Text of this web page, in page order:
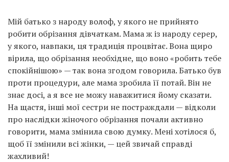
Мій батько з народу волоф, у якого не прийнято
робити обрізання дівчаткам. Мама ж із народу серер,
у якого, навпаки, ця традиція процвітає. Вона щиро
вірила, що обрізання необхідне, що воно «робить тебе
спокійнішою» — так вона згодом говорила. Батько був
проти процедури, але мама зробила її потай. Він не
знає досі, а я все не можу наважитися йому сказати.
На щастя, інші мої сестри не постраждали — відколи
про наслідки жіночого обрізання почали активно
говорити, мама змінила свою думку. Мені хотілося б,
щоб її змінили всі жінки, — цей звичай справді
жахливий!